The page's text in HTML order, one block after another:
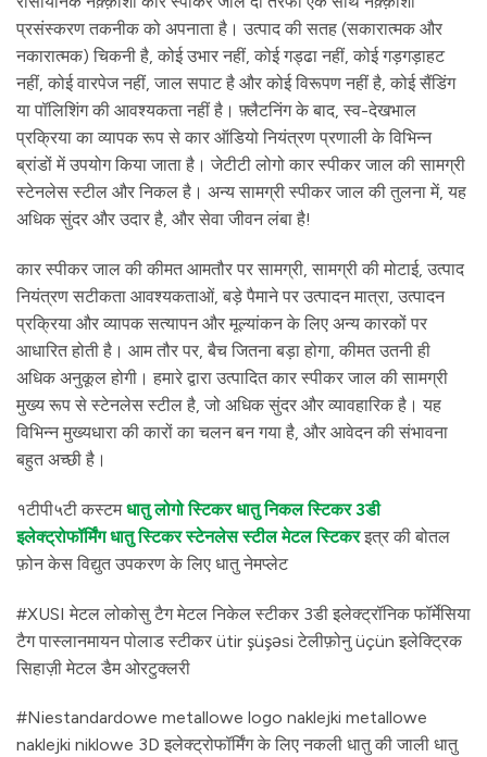
प्रसंस्करण तकनीक को अपनाता है। उत्पाद की सतह (सकारात्मक और
नकारात्मक) चिकनी है, कोई उभार नहीं, कोई गड्ढा नहीं, कोई गड़गड़ाहट
नहीं, कोई वारपेज नहीं, जाल सपाट है और कोई विरूपण नहीं है, कोई सैंडिंग
या पॉलिशिंग की आवश्यकता नहीं है। फ़्लैटनिंग के बाद, स्व-देखभाल
प्रक्रिया का व्यापक रूप से कार ऑडियो नियंत्रण प्रणाली के विभिन्न
ब्रांडों में उपयोग किया जाता है। जेटीटी लोगो कार स्पीकर जाल की सामग्री
स्टेनलेस स्टील और निकल है। अन्य सामग्री स्पीकर जाल की तुलना में, यह
अधिक सुंदर और उदार है, और सेवा जीवन लंबा है!
कार स्पीकर जाल की कीमत आमतौर पर सामग्री, सामग्री की मोटाई, उत्पाद
नियंत्रण सटीकता आवश्यकताओं, बड़े पैमाने पर उत्पादन मात्रा, उत्पादन
प्रक्रिया और व्यापक सत्यापन और मूल्यांकन के लिए अन्य कारकों पर
आधारित होती है। आम तौर पर, बैच जितना बड़ा होगा, कीमत उतनी ही
अधिक अनुकूल होगी। हमारे द्वारा उत्पादित कार स्पीकर जाल की सामग्री
मुख्य रूप से स्टेनलेस स्टील है, जो अधिक सुंदर और व्यावहारिक है। यह
विभिन्न मुख्यधारा की कारों का चलन बन गया है, और आवेदन की संभावना
बहुत अच्छी है।
१टीपी५टी कस्टमधातु लोगो स्टिकर धातु निकल स्टिकर 3डी
इलेक्ट्रोफॉर्मिंग धातु स्टिकर स्टेनलेस स्टील मेटल स्टिकरइत्र की बोतल
फ़ोन केस विद्युत उपकरण के लिए धातु नेमप्लेट
#XUSI मेटल लोकोसु टैग मेटल निकेल स्टीकर 3डी इलेक्ट्रॉनिक फॉर्मेसिया
टैग पास्लानमायन पोलाड स्टीकर ütir şüşəsi टेलीफ़ोनु üçün इलेक्ट्रिक
सिहाज़ी मेटल डैम ओरटुक्लरी
#Niestandardowe metallowe logo naklejki metallowe
naklejki niklowe 3D इलेक्ट्रोफॉर्मिंग के लिए नकली धातु की जाली धातु